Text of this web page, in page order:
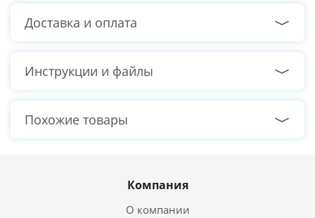
Тип памяти
Общий объем
Доставка и оплата
Инструкции и файлы
Похожие товары
Компания
О компании